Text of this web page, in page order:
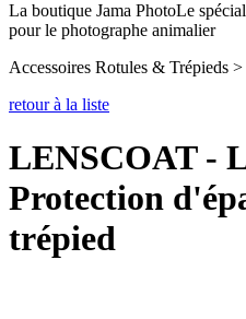
La boutique Jama PhotoLe
pour le photographe animalier
Accessoires Rotules & Trépieds
retour à la liste
LENSCOAT -
Protection
trépied